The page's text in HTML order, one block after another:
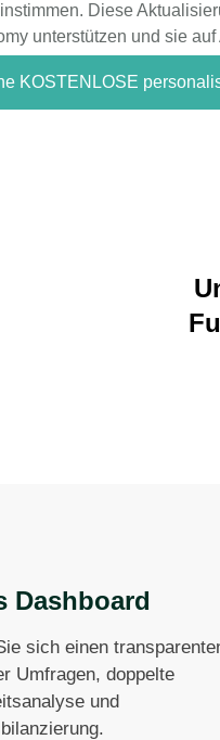
Diese
unterstützen und sie
KOSTENLOSE
Dashboard
sich einen
Umfragen, doppelte
und